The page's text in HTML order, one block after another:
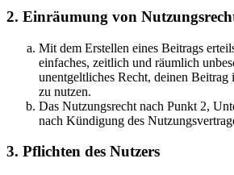
2. Einräumung von
Mit dem Erstellen eines Beitrags
einfaches, zeitlich und räumlich
unentgeltliches Recht, deinen Beitrag
zu nutzen.
Das Nutzungsrecht nach Punkt 2,
nach Kündigung des
3. Pflichten des Nutzers